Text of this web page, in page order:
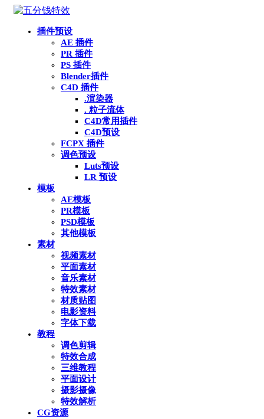
插件预设
AE 插件
PR 插件
PS 插件
Blender插件
C4D 插件
.渲染器
. 粒子流体
C4D常用插件
C4D预设
FCPX 插件
调色预设
Luts预设
LR 预设
模板
AE模板
PR模板
PSD模板
其他模板
素材
视频素材
平面素材
音乐素材
特效素材
材质贴图
电影资料
字体下载
教程
调色剪辑
特效合成
三维教程
平面设计
摄影摄像
特效解析
CG资源